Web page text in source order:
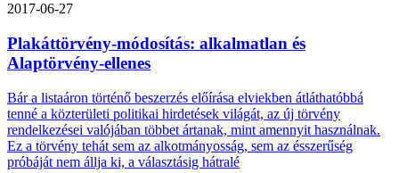
2017-06-27
Plakáttörvény-módosítás: alkalmatlan és
Alaptörvény-ellenes
Bár a listaáron történő beszerzés előírása elviekben átláthatóbbá
tenné a közterületi politikai hirdetések világát, az új törvény
rendelkezései valójában többet ártanak, mint amennyit használnak.
Ez a törvény tehát sem az alkotmányosság, sem az ésszerűség
próbáját nem állja ki, a választásig hátralé